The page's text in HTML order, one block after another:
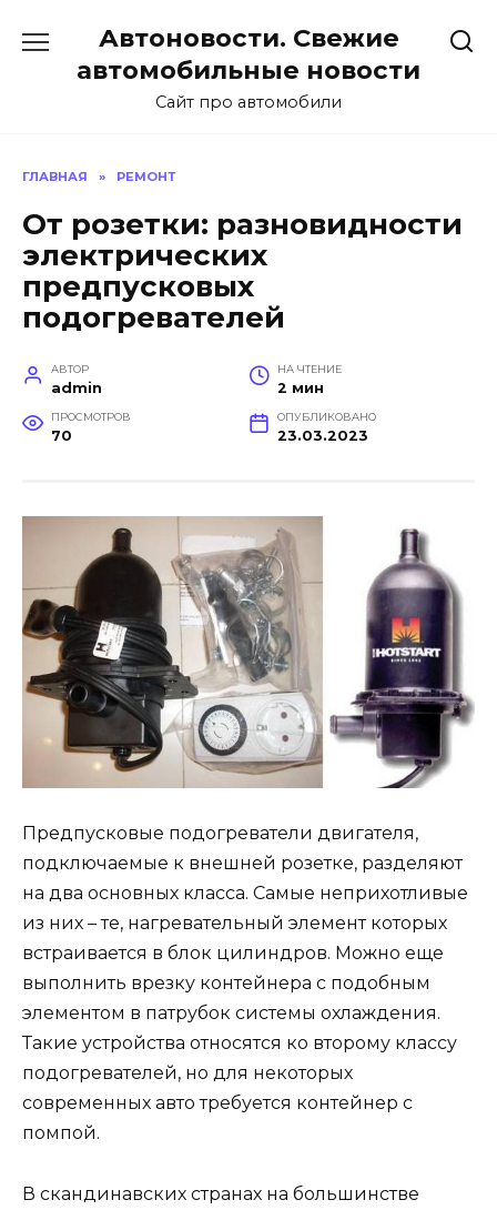
содержанию
Автоновости. Свежие
автомобильные новости
Сайт про автомобили
ГЛАВНАЯ » РЕМОНТ
От розетки: разновидности
электрических
предпусковых
подогревателей
АВТОР
admin
НА ЧТЕНИЕ
2 мин
ПРОСМОТРОВ
70
ОПУБЛИКОВАНО
23.03.2023
Предпусковые подогреватели двигателя,
подключаемые к внешней розетке, разделяют
на два основных класса. Самые неприхотливые
из них – те, нагревательный элемент которых
встраивается в блок цилиндров. Можно еще
выполнить врезку контейнера с подобным
элементом в патрубок системы охлаждения.
Такие устройства относятся ко второму классу
подогревателей, но для некоторых
современных авто требуется контейнер с
помпой.
В скандинавских странах на большинстве